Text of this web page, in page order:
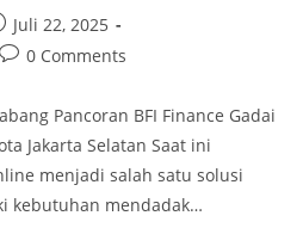
Juli 22, 2025
0 Comments
Pancoran BFI Finance Gadai
Jakarta Selatan Saat ini
menjadi salah satu solusi
kebutuhan mendadak…